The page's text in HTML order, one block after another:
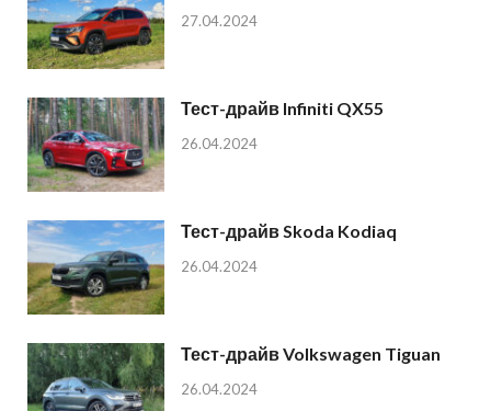
27.04.2024
Тест-драйв Infiniti QX55
26.04.2024
Тест-драйв Skoda Kodiaq
26.04.2024
Тест-драйв Volkswagen Tiguan
26.04.2024